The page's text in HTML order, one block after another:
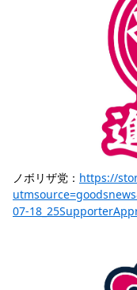
ノボリザ党： https://
07-